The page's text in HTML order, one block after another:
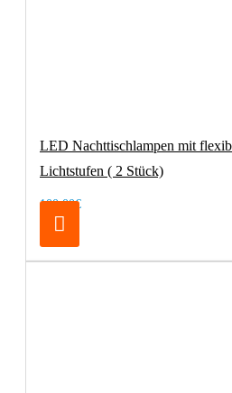
LED Nachttischlampen mit
Lichtstufen ( 2 Stück)
100,00€